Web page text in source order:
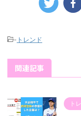
- トレンド
関連記事
ト